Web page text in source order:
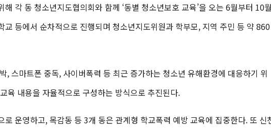
각 동 청소년지도협의회와 함께 ‘동별 청소년보호 교육’을 오는 6월부터 10
등에서 순차적으로 진행되며 청소년지도위원과 학부모, 지역 주민 등 약 860
, 스마트폰 중독, 사이버폭력 등 최근 증가하는 청소년 유해환경에 대응하기 위
육 내용을 자율적으로 구성하는 방식으로 추진된다.
운영하고, 목감동 등 3개 동은 관계형 학교폭력 예방 교육에 집중한다. 또 신